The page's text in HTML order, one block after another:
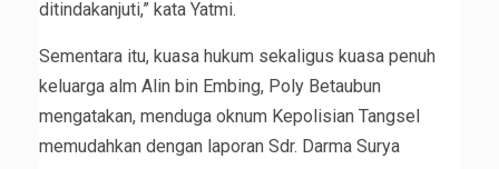
ditindakanjuti,” kata Yatmi.
Sementara itu, kuasa hukum sekaligus kuasa penuh
keluarga alm Alin bin Embing, Poly Betaubun
mengatakan, menduga oknum Kepolisian Tangsel
memudahkan dengan laporan Sdr. Darma Surya